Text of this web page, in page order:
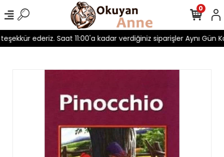
ederiz. Saat 11:00'a kadar verdiğiniz siparişler Aynı Gün
0